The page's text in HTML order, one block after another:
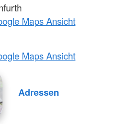
Maps Ansicht
Maps Ansicht
Adressen